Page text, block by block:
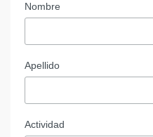
Nombre
Apellido
Actividad